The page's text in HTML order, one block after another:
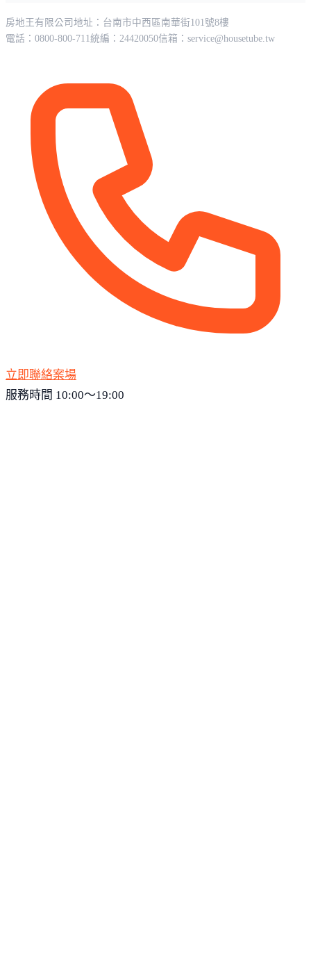
房地王有限公司 地址：台南市中西區南華街101號8樓
電話：0800-800-711統編：24420050信箱： service@housetube.tw
立即聯絡案場
服務時間 10:00～19:00